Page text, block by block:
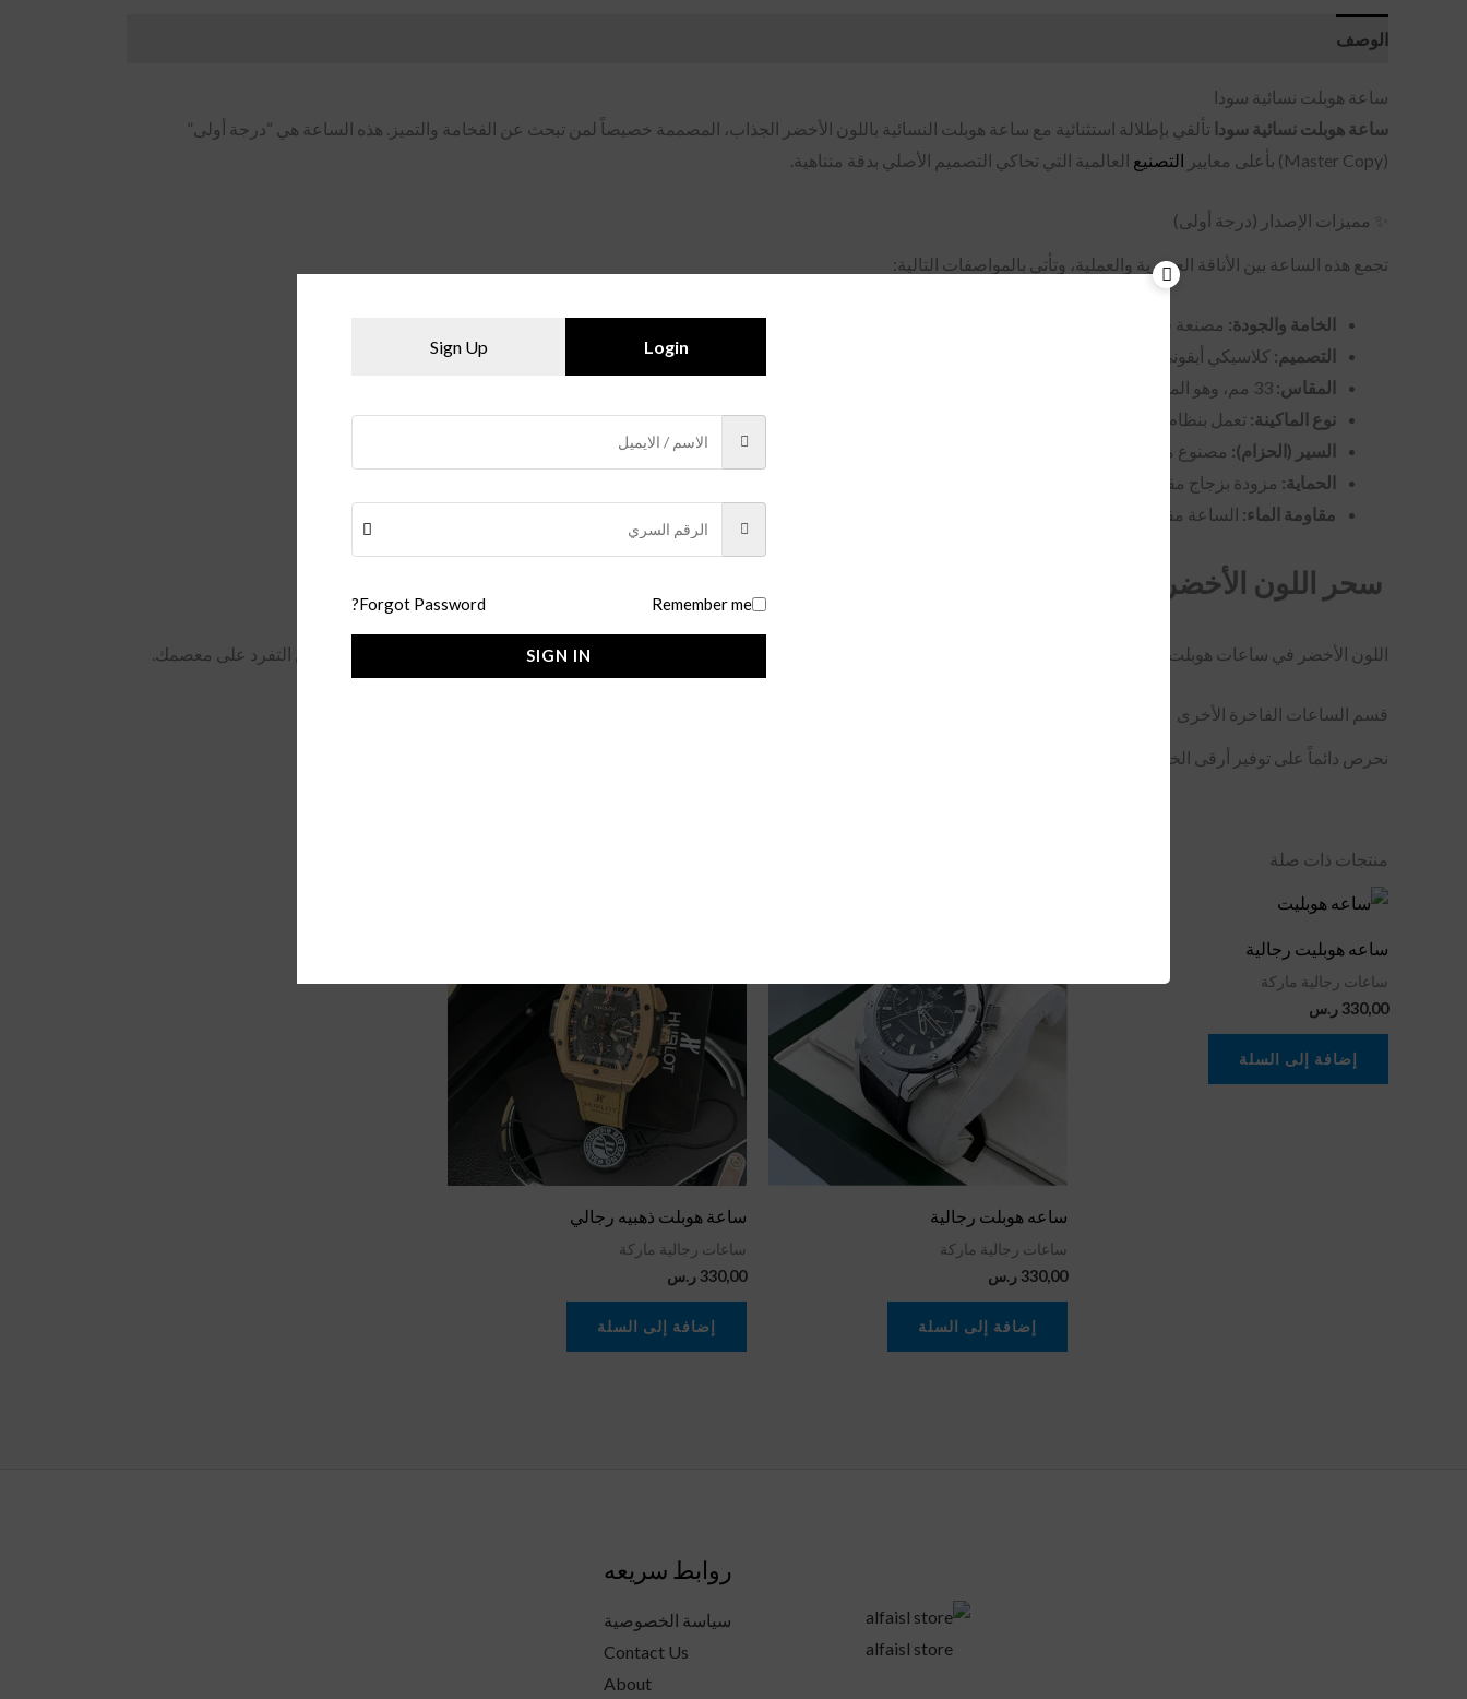
الوصف
ساعة هوبلت نسائية سودا
ساعة هوبلت نسائية سودا تألقي بإطلالة استثنائية مع ساعة هوبلت النسائية باللون الأخضر الجذاب، المصممة خصيصاً لمن تبحث عن الفخامة والتميز. هذه الساعة هي “درجة أولى”
(Master Copy) بأعلى معايير
التصنيع العالمية التي تحاكي التصميم الأصلي بدقة متناهية.
✨ مميزات الإصدار (درجة أولى)
تجمع هذه الساعة بين الأناقة العصرية والعملية، وتأتي بالمواصفات التالية:
الخامة والجودة: مصنعة في أفضل المصانع
لضمان جودة استثنائية تدوم طويلاً.
التصميم: كلاسيكي أيقوني يعبر عن هوية “هوبلت” الفريدة، يمزج بين الفخامة والجرأة.
المقاس:
نوع الماكينة: تعمل بنظام البطارية (Quartz) لضمان دقة متناهية في توقيتك اليومي.
السير (الحزام): مصنوع من الـ “ربل” (Rubber) الفاخر باللون الأخضر، مريح جداً على الجلد ومقاوم للعرق والروائح.
الحماية: مزودة بزجاج مقاوم للخدش للحفاظ على لمعان الساعة ووضوح الرؤية تحت مختلف الظروف.
مقاومة الماء: الساعة مقاومة للماء (للاستخدام اليومي)، مما يضمن لكِ راحة البال.
سحر اللون الأخضر
اللون الأخضر في ساعات هوبلت ليس مجرد لون، بل هو رمز للحيوية والرفاهية. يتناسب هذا اللون بشكل مذهل مع الملابس الرسمية والكاجوال، ويضفي لمسة من التفرد على معصمك.
قسم الساعات الفاخرة الأخرى
نحرص دائماً على توفير أرقى الخيارات لعملائنا، لذا نعلن أيضاً عن توفر:
منتجات ذات صلة
ساعه هوبليت رجالية
ساعات رجالية ماركة
330,00 ر.س
إضافة إلى السلة
ساعه هوبلت رجالية
ساعات رجالية ماركة
330,00 ر.س
إضافة إلى السلة
ساعة هوبلت ذهبيه رجالي
ساعات رجالية ماركة
330,00 ر.س
إضافة إلى السلة
alfaisl store
روابط سريعه
سياسة الخصوصية
Contact Us
About
Login
Sign Up
Remember me
Forgot Password?
SIGN IN